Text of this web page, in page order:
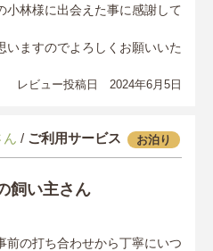
小林様に出会えた事に感謝して
いますのでよろしくお願いいた
レビュー投稿日 2024年6月5日
ん / ご利用サービス お泊り
飼い主さん
前の打ち合わせから丁寧にいつ